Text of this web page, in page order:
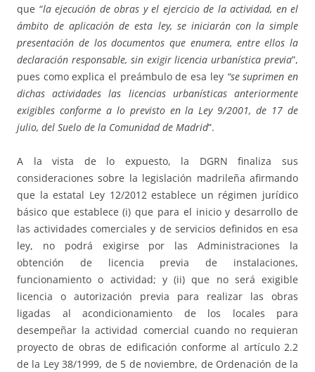
que “la ejecución de obras y el ejercicio de la actividad, en el
ámbito de aplicación de esta ley, se iniciarán con la simple
presentación de los documentos que enumera, entre ellos la
declaración responsable, sin exigir licencia urbanística previa”,
pues como explica el preámbulo de esa ley“se suprimen en
dichas actividades las licencias urbanísticas anteriormente
exigibles conforme a lo previsto en la Ley 9/2001, de 17 de
julio, del Suelo de la Comunidad de Madrid”.
A la vista de lo expuesto, la DGRN finaliza sus
consideraciones sobre la legislación madrileña afirmando
que la estatal Ley 12/2012 establece un régimen jurídico
básico que establece (i) que para el inicio y desarrollo de
las actividades comerciales y de servicios definidos en esa
ley, no podrá exigirse por las Administraciones la
obtención de licencia previa de instalaciones,
funcionamiento o actividad; y (ii) que no será exigible
licencia o autorización previa para realizar las obras
ligadas al acondicionamiento de los locales para
desempeñar la actividad comercial cuando no requieran
proyecto de obras de edificación conforme al artículo 2.2
de la Ley 38/1999, de 5 de noviembre, de Ordenación de la